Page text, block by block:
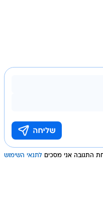
התגובה אני מסכים לתנאי השימוש